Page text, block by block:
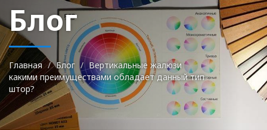
Блог
Главная Блог
Вертикальные жалюзи
какими преимуществами обладает данный тип
штор?